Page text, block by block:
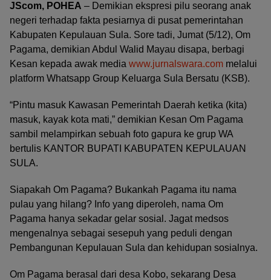
JScom, POHEA – Demikian ekspresi pilu seorang anak
negeri terhadap fakta pesiarnya di pusat pemerintahan
Kabupaten Kepulauan Sula. Sore tadi, Jumat (5/12), Om
Pagama, demikian Abdul Walid Mayau disapa, berbagi
Kesan kepada awak media www.jurnalswara.com melalui
platform Whatsapp Group Keluarga Sula Bersatu (KSB).
“Pintu masuk Kawasan Pemerintah Daerah ketika (kita)
masuk, kayak kota mati,” demikian Kesan Om Pagama
sambil melampirkan sebuah foto gapura ke grup WA
bertulis KANTOR BUPATI KABUPATEN KEPULAUAN
SULA.
Siapakah Om Pagama? Bukankah Pagama itu nama
pulau yang hilang? Info yang diperoleh, nama Om
Pagama hanya sekadar gelar sosial. Jagat medsos
mengenalnya sebagai sesepuh yang peduli dengan
Pembangunan Kepulauan Sula dan kehidupan sosialnya.
Om Pagama berasal dari desa Kobo, sekarang Desa